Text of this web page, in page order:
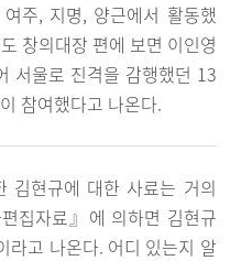
주, 지명, 양근에서 활동했
창의대장 편에 보면 이인영
서울로 진격을 감행했던 13
참여했다고 나온다.
김현규에 대한 사료는 거의
집자료』에 의하면 김현규
고 나온다. 어디 있는지 알